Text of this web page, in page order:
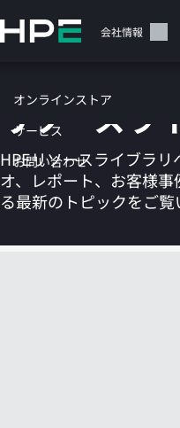
イ
テ
ツ
に
ス
ッ
サポート 会社情報
オンラインストア
サービス
お問い合わせ
カー
リソースラ
HPEリソースライブラ
オ、レポート、お客様
る最新のトピックをご覧